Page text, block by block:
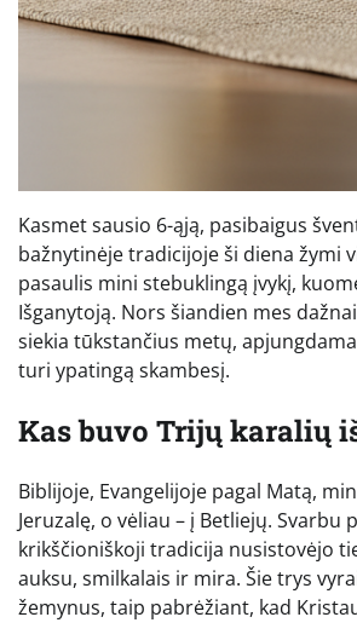
Kasmet sausio 6-ąją, pasibaigus
bažnytinėje tradicijoje ši diena žymi
pasaulis mini stebuklingą įvykį,
Išganytoją. Nors šiandien mes
siekia tūkstančius metų,
turi ypatingą skambesį.
Kas buvo Trijų karalių
Biblijoje, Evangelijoje pagal Matą,
Jeruzalę, o vėliau – į Betliejų.
krikščioniškoji tradicija nusistovėjo
auksu, smilkalais ir mira. Šie trys
žemynus, taip pabrėžiant, kad